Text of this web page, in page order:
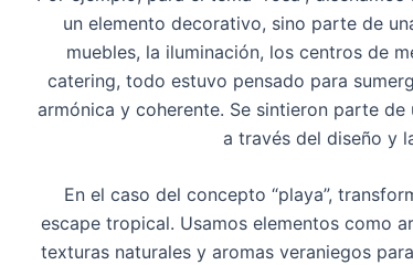
un elemento decorativo, sino parte de
muebles, la iluminación, los centros de
catering, todo estuvo pensado para
armónica y coherente. Se sintieron parte
a través del diseño y
En el caso del concepto “playa”,
escape tropical. Usamos elementos como
texturas naturales y aromas veraniegos